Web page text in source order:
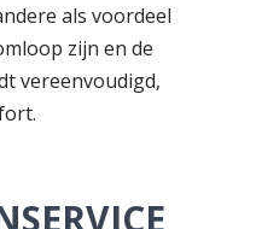
als voordeel
zijn en de
vereenvoudigd,